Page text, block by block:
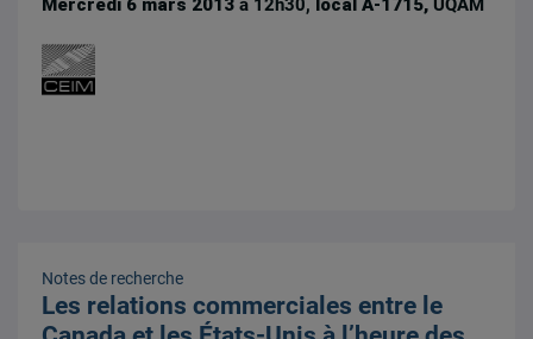
Mercredi 6 mars 2013 à 12h30, local A-1715, UQAM
Notes de recherche
Les relations commerciales entre le